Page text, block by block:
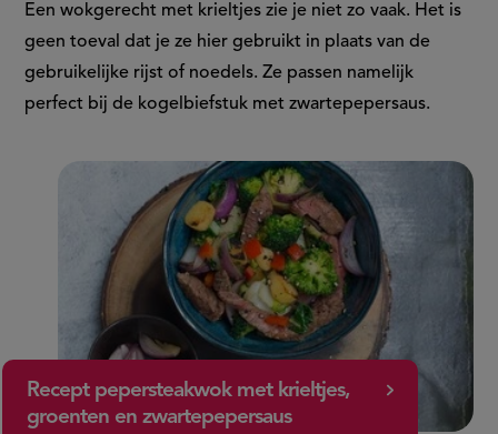
Een wokgerecht met krieltjes zie je niet zo vaak. Het is
geen toeval dat je ze hier gebruikt in plaats van de
gebruikelijke rijst of noedels. Ze passen namelijk
perfect bij de kogelbiefstuk met zwartepepersaus.
Recept pepersteakwok met krieltjes,
groenten en zwartepepersaus